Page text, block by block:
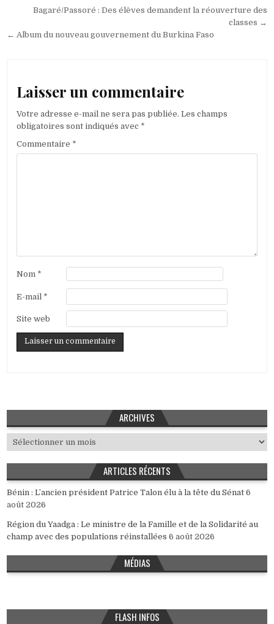
Navigation
de
Bagaré/Passoré : Des élèves demandent la réouverture des
classes →
← Album du nouveau gouvernement du Burkina Faso
Laisser un commentaire
Votre adresse e-mail ne sera pas publiée. Les champs
obligatoires sont indiqués avec *
Commentaire *
Nom *
E-mail *
Site web
ARCHIVES
Archives
ARTICLES RÉCENTS
Bénin : L’ancien président Patrice Talon élu à la tête du Sénat 6
août 2026
Région du Yaadga : Le ministre de la Famille et de la Solidarité au
champ avec des populations réinstallées 6 août 2026
MÉDIAS
FLASH INFOS